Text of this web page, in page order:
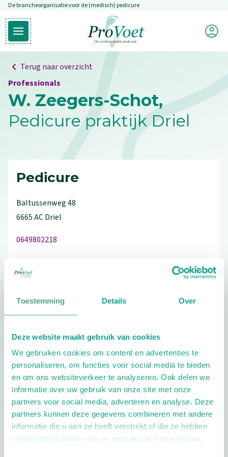
Toestemming Details Over
Deze website maakt gebruik van cookies
We gebruiken cookies om content en advertenties te
personaliseren, om functies voor social media te bieden
en om ons websiteverkeer te analyseren. Ook delen we
informatie over uw gebruik van onze site met onze
partners voor social media, adverteren en analyse. Deze
partners kunnen deze gegevens combineren met andere
informatie die u aan ze heeft verstrekt of die ze hebben
verzameld op basis van uw gebruik van hun services.
Overslaan en naar de inhoud gaan
De brancheorganisatie voor de (medisch) pedicure
Open hoofdmenu
Ga naar de homepagina
Mijn
Terug naar overzicht
Professionals
W. Zeegers-Schot,
Pedicure praktijk Driel
Pedicure
Baltussenweg48
6665 ACDriel
0649802218
Extra opties
Openingstijden